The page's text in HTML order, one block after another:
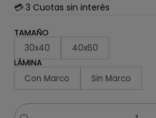
💳 3 Cuotas sin interés
TAMAÑO
30x40 40x60
LÁMINA
Con Marco Sin Marco